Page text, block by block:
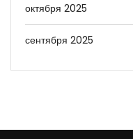
октября 2025
сентября 2025